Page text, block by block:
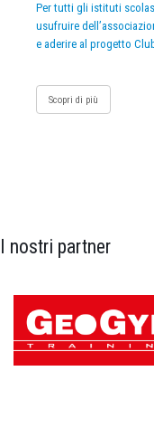
Per tutti gli istituti
usufruire
e aderire al progetto
Scopri di più
I nostri partner